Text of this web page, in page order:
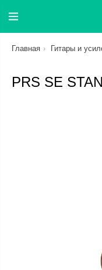
Главная Гитары и
PRS SE